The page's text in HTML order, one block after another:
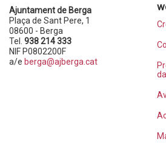
Ajuntament de Berga
Plaça de Sant Pere, 1
08600 - Berga
Tel. 938 214 333
NIF P0802200F
a/e berga@ajberga.cat